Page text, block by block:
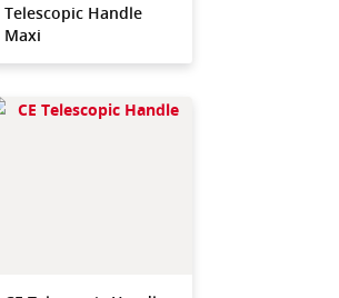
Telescopic Handle
Maxi